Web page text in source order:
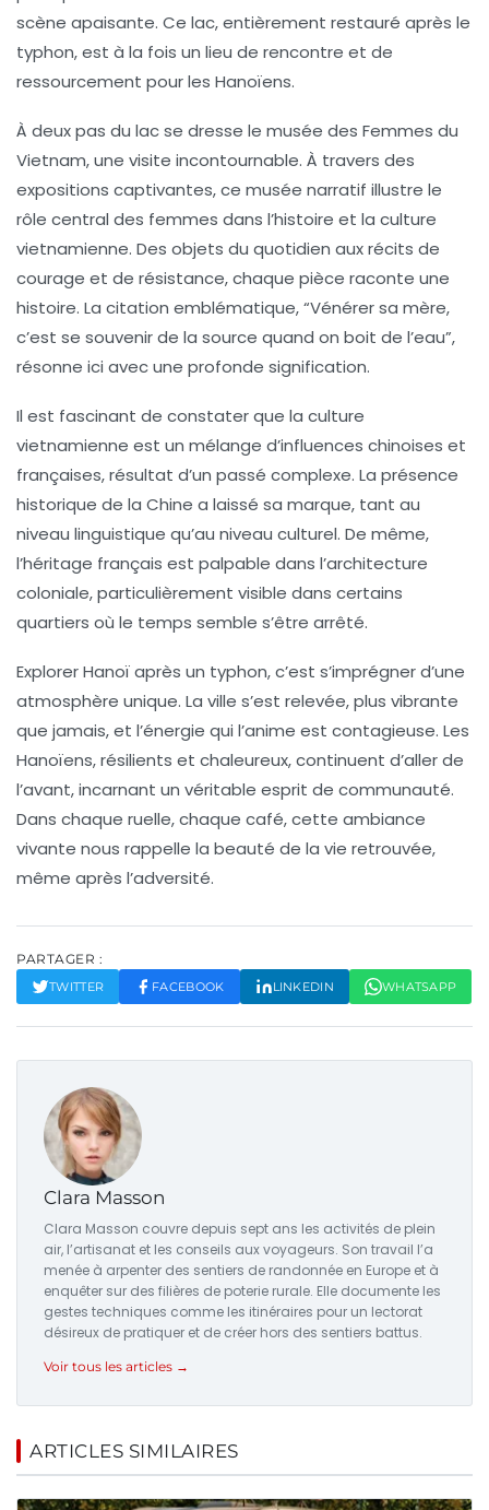
scène apaisante. Ce lac, entièrement restauré après le
typhon, est à la fois un lieu de rencontre et de
ressourcement pour les Hanoïens.
À deux pas du lac se dresse le musée des Femmes du
Vietnam, une visite incontournable. À travers des
expositions captivantes, ce musée narratif illustre le
rôle central des femmes dans l’histoire et la culture
vietnamienne. Des objets du quotidien aux récits de
courage et de résistance, chaque pièce raconte une
histoire. La citation emblématique,“Vénérer sa mère,
c’est se souvenir de la source quand on boit de l’eau”,
résonne ici avec une profonde signification.
Il est fascinant de constater que la culture
vietnamienne est un mélange d’influences chinoises et
françaises, résultat d’un passé complexe. La présence
historique de la Chine a laissé sa marque, tant au
niveau linguistique qu’au niveau culturel. De même,
l’héritage français est palpable dans l’architecture
coloniale, particulièrement visible dans certains
quartiers où le temps semble s’être arrêté.
Explorer Hanoï après un typhon, c’est s’imprégner d’une
atmosphère unique. La ville s’est relevée, plus vibrante
que jamais, et l’énergie qui l’anime est contagieuse. Les
Hanoïens, résilients et chaleureux, continuent d’aller de
l’avant, incarnant un véritable esprit de communauté.
Dans chaque ruelle, chaque café, cette ambiance
vivante nous rappelle la beauté de la vie retrouvée,
même après l’adversité.
PARTAGER :
TWITTER FACEBOOK LINKEDIN WHATSAPP
Clara Masson
Clara Masson couvre depuis sept ans les activités de plein
air, l’artisanat et les conseils aux voyageurs. Son travail l’a
menée à arpenter des sentiers de randonnée en Europe et à
enquêter sur des filières de poterie rurale. Elle documente les
gestes techniques comme les itinéraires pour un lectorat
désireux de pratiquer et de créer hors des sentiers battus.
Voir tous les articles →
ARTICLES SIMILAIRES